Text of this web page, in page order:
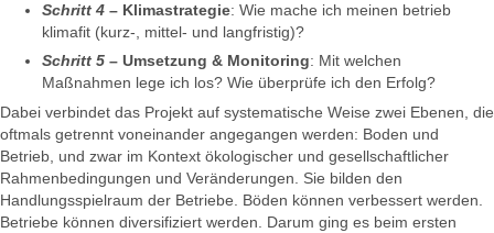
Schritt 4 – Klimastrategie: Wie mache ich meinen betrieb
klimafit (kurz-, mittel- und langfristig)?
Schritt 5 – Umsetzung & Monitoring: Mit welchen
Maßnahmen lege ich los? Wie überprüfe ich den Erfolg?
Dabei verbindet das Projekt auf systematische Weise zwei Ebenen, die
oftmals getrennt voneinander angegangen werden: Boden und
Betrieb, und zwar im Kontext ökologischer und gesellschaftlicher
Rahmenbedingungen und Veränderungen. Sie bilden den
Handlungsspielraum der Betriebe. Böden können verbessert werden.
Betriebe können diversifiziert werden. Darum ging es beim ersten